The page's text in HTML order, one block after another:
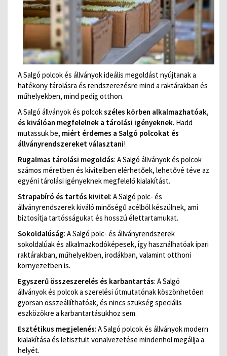
A Salgó polcok és állványok ideális megoldást nyújtanak a
hatékony tárolásra és rendszerezésre mind a raktárakban és
műhelyekben, mind pedig otthon.
A Salgó állványok és polcokszéles körben alkalmazhatóak,
és kiválóan megfelelnek a tárolási igényeknek. Hadd
mutassuk be, miért érdemes a Salgó polcokat és
állványrendszereket választani!
Rugalmas tárolási megoldás: A Salgó állványok és polcok
számos méretben és kivitelben elérhetőek, lehetővé téve az
egyéni tárolási igényeknek megfelelő kialakítást.
Strapabíró és tartós kivitel: A Salgó polc- és
állványrendszerek kiváló minőségű acélból készülnek, ami
biztosítja tartósságukat és hosszú élettartamukat.
Sokoldalúság: A Salgó polc- és állványrendszerek
sokoldalúak és alkalmazkodóképesek, így használhatóak ipari
raktárakban, műhelyekben, irodákban, valamint otthoni
környezetben is.
Egyszerű összeszerelés és karbantartás: A Salgó
állványok és polcok a szerelési útmutatónak köszönhetően
gyorsan összeállíthatóak, és nincs szükség speciális
eszközökre a karbantartásukhoz sem.
Esztétikus megjelenés: A Salgó polcok és állványok modern
kialakítása és letisztult vonalvezetése mindenhol megállja a
helyét.